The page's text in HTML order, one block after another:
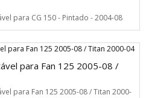
para CG 150 - Pintado - 2004-08
para Fan 125 2005-08 /
para Fan 125 2005-08 / Titan 2000-